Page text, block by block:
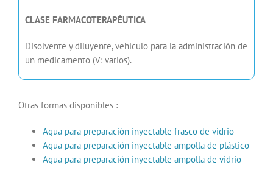
CLASE FARMACOTERAPÉUTICA
Disolvente y diluyente, vehículo para la administración de
un medicamento (V: varios).
Otras formas disponibles :
Agua para preparación inyectable frasco de vidrio
Agua para preparación inyectable ampolla de plástico
Agua para preparación inyectable ampolla de vidrio